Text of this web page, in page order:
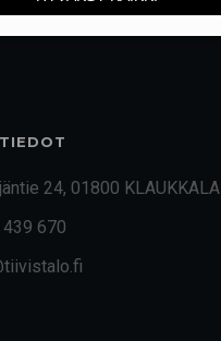
24, 01800 KLAUKKALA
670